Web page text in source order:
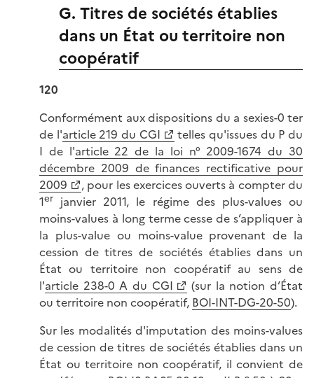
G. Titres de sociétés établies
dans un État ou territoire non
coopératif
120
Conformément aux dispositions du a sexies-0 ter
de l'article 219 du CGI
telles qu'issues du P du
I de l'article 22 de la loi n° 2009-1674 du 30
décembre 2009 de finances rectificative pour
2009
, pour les exercices ouverts à compter du
1er janvier 2011, le régime des plus-values ou
moins-values à long terme cesse de s’appliquer à
la plus-value ou moins-value provenant de la
cession de titres de sociétés établies dans un
État ou territoire non coopératif au sens de
l'article 238-0 A du CGI
(sur la notion d’État
ou territoire non coopératif, BOI-INT-DG-20-50).
Sur les modalités d'imputation des moins-values
de cession de titres de sociétés établies dans un
État ou territoire non coopératif, il convient de